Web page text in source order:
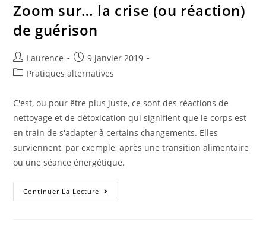
Zoom sur… la crise (ou réaction)
de guérison
Auteur/autrice
de
Laurence
Publication
publiée :
9 janvier 2019
PostPratiques alternatives
C'est, ou pour être plus juste, ce sont des réactions de
nettoyage et de détoxication qui signifient que le corps est
en train de s'adapter à certains changements. Elles
surviennent, par exemple, après une transition alimentaire
ou une séance énergétique.
Continuer La Lecture Zoom
Sur…